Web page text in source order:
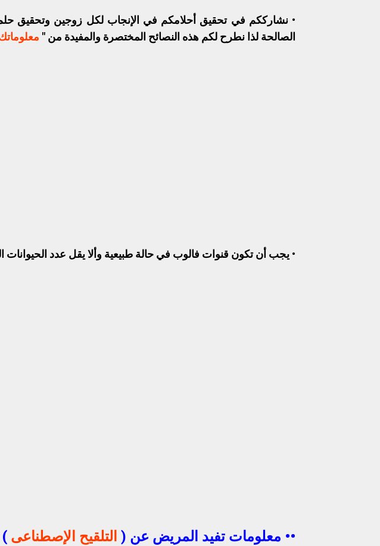
• نشارككم في تحقيق أحلامكم في الإنجاب لكل زوجين وتحقيق حلم
الصالحة لذا نطرح لكم هذه النصائح المختصرة والمفيدة من "
• يجب أن تكون قنوات فالوب في حالة طبيعية وألا يقل عدد الحيوانات المنوية عن 5
•• معلومات تفيد المريض عن ( التلقيح الإصطناعى :